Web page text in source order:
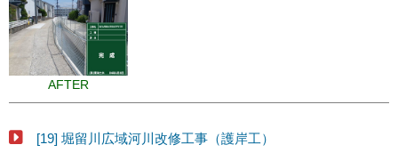
AFTER
[19] 堀留川広域河川改修工事（護岸工）